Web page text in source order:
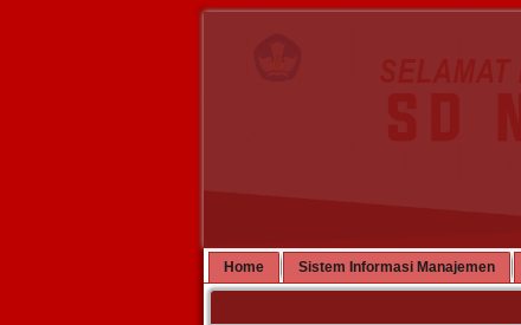
Home Sistem Informasi Manajemen